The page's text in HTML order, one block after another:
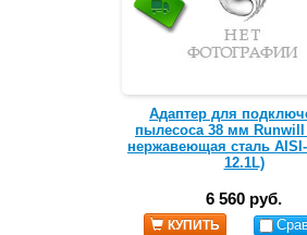
Адаптер для
пылесоса 38 мм Runwill
нержавеющая сталь
12.1L)
6 560 руб.
КУПИТЬ